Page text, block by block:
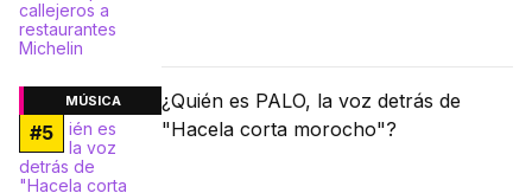
MÚSICA
#5
¿Quién es PALO, la voz detrás de
"Hacela corta morocho"?